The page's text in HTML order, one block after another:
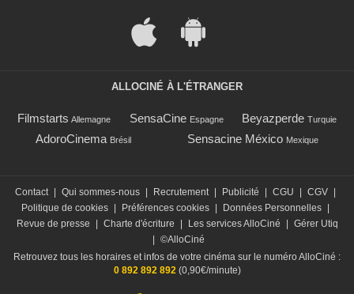
ALLOCINÉ À L'ÉTRANGER
Filmstarts Allemagne SensaCine Espagne Beyazperde Turquie
AdoroCinema Brésil Sensacine México Mexique
Contact | Qui sommes-nous | Recrutement | Publicité | CGU | CGV |
Politique de cookies | Préférences cookies | Données Personnelles |
Revue de presse
| Charte d'écriture | Les services AlloCiné | Gérer Utiq
| ©AlloCiné
Retrouvez tous les horaires et infos de votre cinéma sur le numéro AlloCiné :
0 892 892 892 (0,90€/minute)